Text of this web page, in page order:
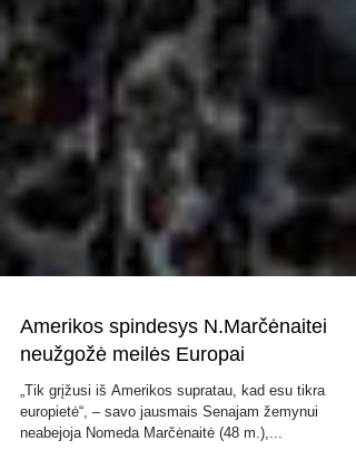
Amerikos spindesys N.Marčėnaitei
neužgožė meilės Europai
„Tik grįžusi iš Amerikos supratau, kad esu tikra